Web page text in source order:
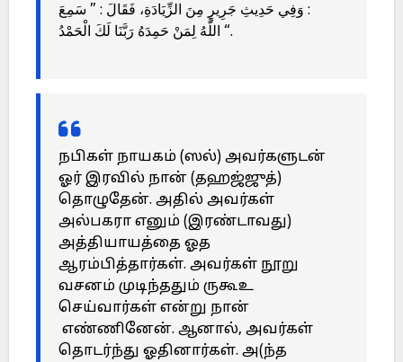
: وَفِي حَدِيثِ جَرِيرٍ مِنَ الزِّيَادَةِ، فَقَالَ : ” سَمِعَ
اللَّهُ لِمَنْ حَمِدَهُ رَبَّنَا لَكَ الْحَمْدُ “.
நபிகள் நாயகம் (ஸல்) அவர்களுடன்
ஓர் இரவில் நான் (தஹஜ்ஜுத்)
தொழுதேன். அதில் அவர்கள்
அல்பகரா எனும் (இரண்டாவது)
அத்தியாயத்தை ஓத
ஆரம்பித்தார்கள். அவர்கள் நூறு
வசனம் முடிந்ததும் ருகூஉ
செய்வார்கள் என்று நான்
எண்ணினேன். ஆனால், அவர்கள்
தொடர்ந்து ஓதினார்கள். அ(ந்த